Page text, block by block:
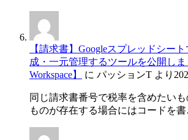
【請求書】Googleスプレッドシー
成・一元管理するツールを公開しま
Workspace】
に パッションT より
同じ請求書番号で税率を含めたい
ものが存在する場合にはコードを